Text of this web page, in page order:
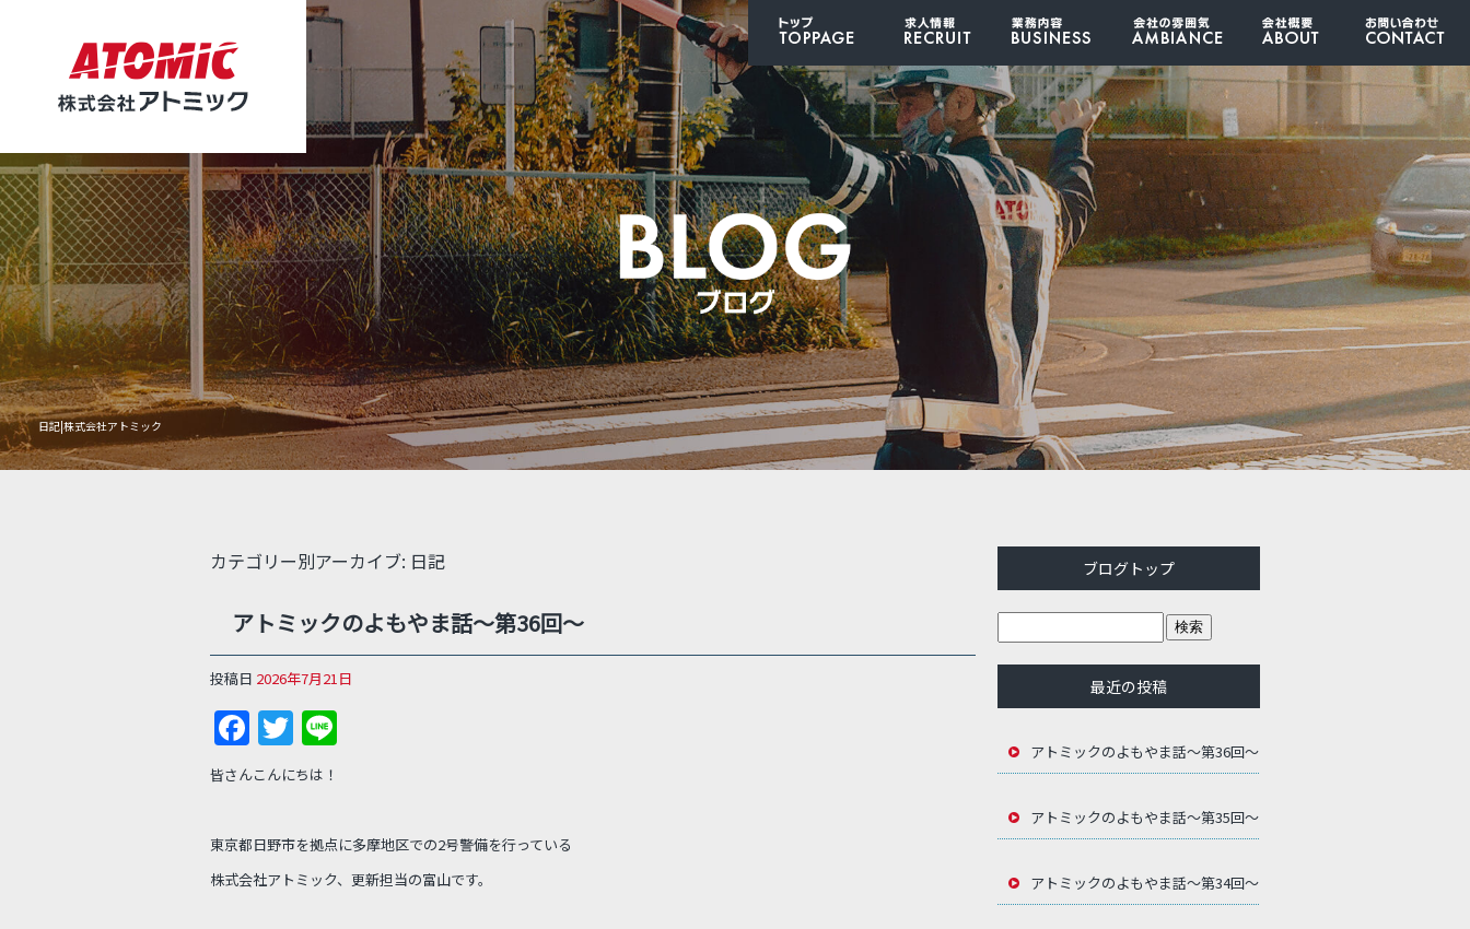
日記|株式会社アトミック
カテゴリー別アーカイブ: 日記
アトミックのよもやま話～第36回～
投稿日 2026年7月21日
F
a
c
e
b
o
T
w
itt
er
皆さんこんにちは！
東京都日野市を拠点に多摩地区での2号警備を行っている
株式会社アトミック、更新担当の富山です。
ブログトップ
最近の投稿
アトミックのよもやま話～第36回～
アトミックのよもやま話～第35回～
アトミックのよもやま話～第34回～